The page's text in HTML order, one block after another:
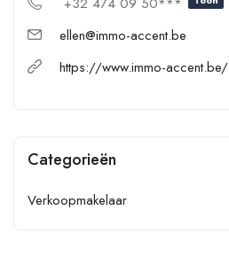
ellen@immo-accent.be
https://www.immo-accent.be/
Categorieën
Verkoopmakelaar